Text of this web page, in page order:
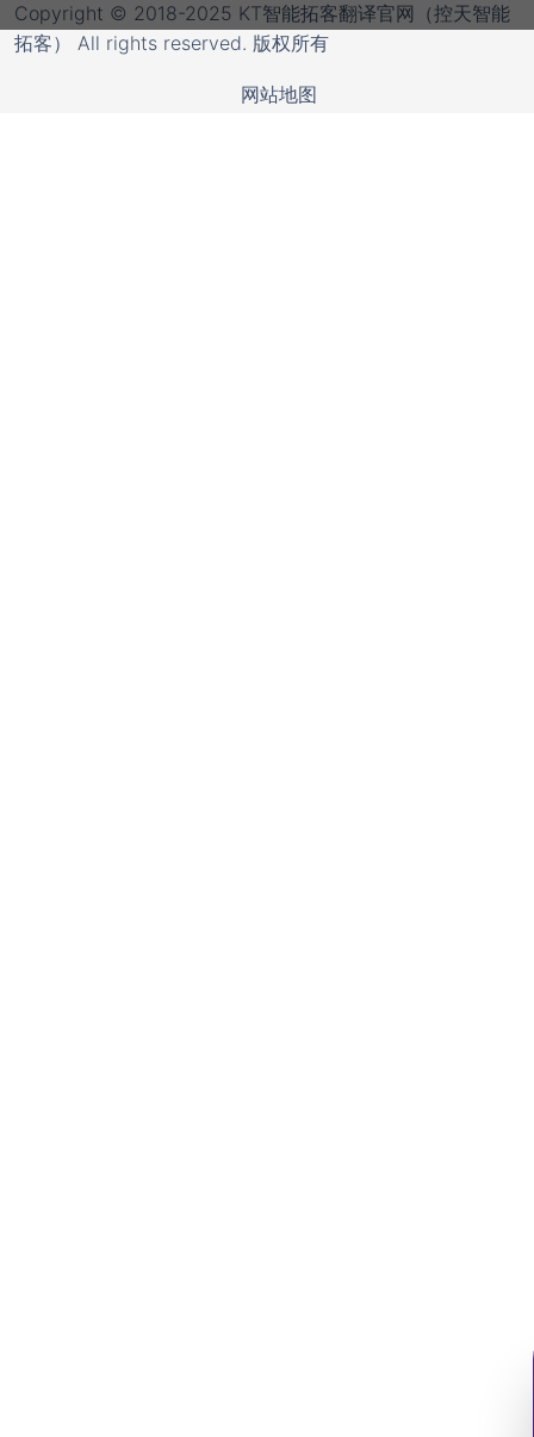
Copyright © 2018-2025 KT智能拓客翻译官网（控天智能
拓客） All rights reserved. 版权所有
网站地图